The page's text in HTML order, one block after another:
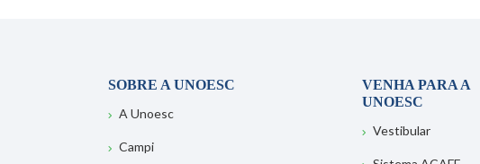
SOBRE A UNOESC
A Unoesc
Campi
VENHA PARA A
UNOESC
Vestibular